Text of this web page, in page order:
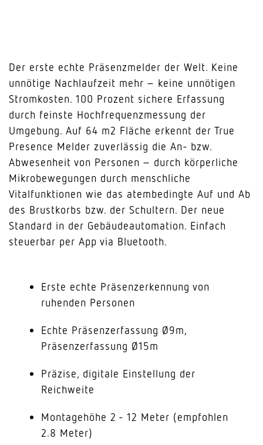
Der erste echte Präsenzmelder der Welt. Keine
unnötige Nachlaufzeit mehr – keine unnötigen
Stromkosten. 100 Prozent sichere Erfassung
durch feinste Hochfrequenzmessung der
Umgebung. Auf 64 m2 Fläche erkennt der True
Presence Melder zuverlässig die An- bzw.
Abwesenheit von Personen – durch körperliche
Mikrobewegungen durch menschliche
Vitalfunktionen wie das atembedingte Auf und Ab
des Brustkorbs bzw. der Schultern. Der neue
Standard in der Gebäudeautomation. Einfach
steuerbar per App via Bluetooth.
Erste echte Präsenzerkennung von
ruhenden Personen
Echte Präsenzerfassung Ø9m,
Präsenzerfassung Ø15m
Präzise, digitale Einstellung der
Reichweite
Montagehöhe 2 - 12 Meter (empfohlen
2.8 Meter)